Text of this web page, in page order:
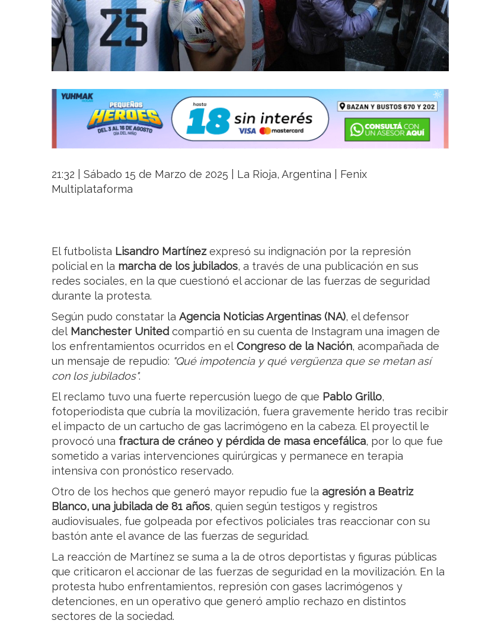
21:32 | Sábado 15 de Marzo de 2025 | La Rioja, Argentina | Fenix
Multiplataforma
El futbolista Lisandro Martínezexpresó su indignación por la represión
policial en la marcha de los jubilados, a través de una publicación en sus
redes sociales, en la que cuestionó el accionar de las fuerzas de seguridad
durante la protesta.
Según pudo constatar la Agencia Noticias Argentinas (NA), el defensor
del Manchester Unitedcompartió en su cuenta de Instagram una imagen de
los enfrentamientos ocurridos en elCongreso de la Nación, acompañada de
un mensaje de repudio: "Qué impotencia y qué vergüenza que se metan así
con los jubilados".
El reclamo tuvo una fuerte repercusión luego de que Pablo Grillo,
fotoperiodista que cubría la movilización, fuera gravemente herido tras recibir
el impacto de un cartucho de gas lacrimógeno en la cabeza. El proyectil le
provocó una fractura de cráneo y pérdida de masa encefálica, por lo que fue
sometido a varias intervenciones quirúrgicas y permanece en terapia
intensiva con pronóstico reservado.
Otro de los hechos que generó mayor repudio fue la agresión a Beatriz
Blanco, una jubilada de 81 años, quien según testigos y registros
audiovisuales, fue golpeada por efectivos policiales tras reaccionar con su
bastón ante el avance de las fuerzas de seguridad.
La reacción de Martínez se suma a la de otros deportistas y figuras públicas
que criticaron el accionar de las fuerzas de seguridad en la movilización. En la
protesta hubo enfrentamientos, represión con gases lacrimógenos y
detenciones, en un operativo que generó amplio rechazo en distintos
sectores de la sociedad.